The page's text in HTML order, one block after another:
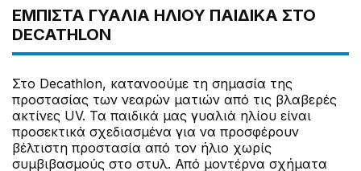
ΕΜΠΙΣΤΑ ΓΥΑΛΙΑ ΗΛΙΟΥ ΠΑΙΔΙΚΑ ΣΤΟ
DECATHLON
Στο Decathlon, κατανοούμε τη σημασία της
προστασίας των νεαρών ματιών από τις βλαβερές
ακτίνες UV. Τα παιδικά μας γυαλιά ηλίου είναι
προσεκτικά σχεδιασμένα για να προσφέρουν
βέλτιστη προστασία από τον ήλιο χωρίς
συμβιβασμούς στο στυλ. Από μοντέρνα σχήματα